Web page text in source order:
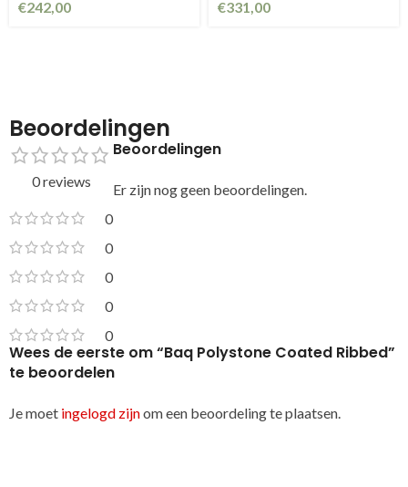
€242,00 €331,00
Beoordelingen
0 reviews
0
0
0
0
0
Beoordelingen
Er zijn nog geen beoordelingen.
Wees de eerste om “Baq Polystone Coated Ribbed”
te beoordelen
Je moet ingelogd zijnom een beoordeling te plaatsen.